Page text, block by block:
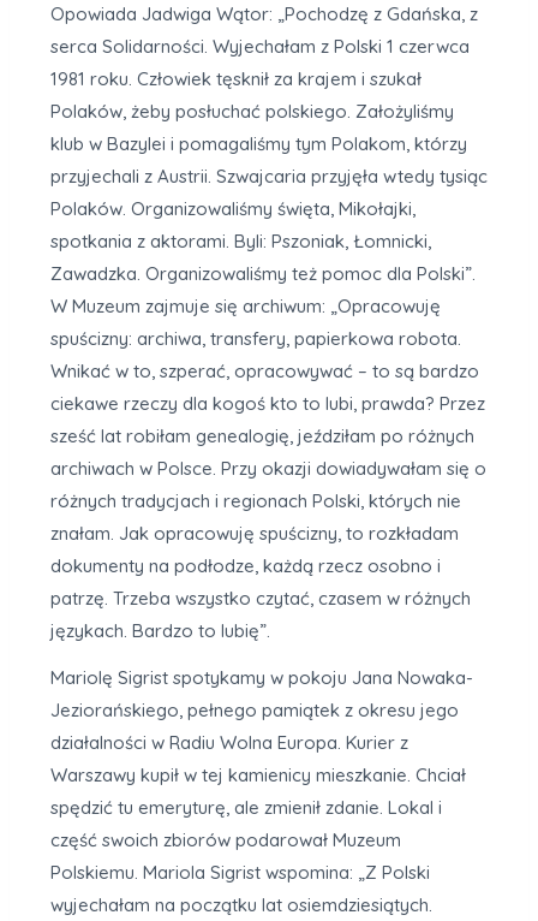
Opowiada Jadwiga Wątor: „Pochodzę z Gdańska, z
serca Solidarności. Wyjechałam z Polski 1 czerwca
1981 roku. Człowiek tęsknił za krajem i szukał
Polaków, żeby posłuchać polskiego. Założyliśmy
klub w Bazylei i pomagaliśmy tym Polakom, którzy
przyjechali z Austrii. Szwajcaria przyjęła wtedy tysiąc
Polaków. Organizowaliśmy święta, Mikołajki,
spotkania z aktorami. Byli: Pszoniak, Łomnicki,
Zawadzka. Organizowaliśmy też pomoc dla Polski”.
W Muzeum zajmuje się archiwum: „Opracowuję
spuścizny: archiwa, transfery, papierkowa robota.
Wnikać w to, szperać, opracowywać – to są bardzo
ciekawe rzeczy dla kogoś kto to lubi, prawda? Przez
sześć lat robiłam genealogię, jeździłam po różnych
archiwach w Polsce. Przy okazji dowiadywałam się o
różnych tradycjach i regionach Polski, których nie
znałam. Jak opracowuję spuścizny, to rozkładam
dokumenty na podłodze, każdą rzecz osobno i
patrzę. Trzeba wszystko czytać, czasem w różnych
językach. Bardzo to lubię”.
Mariolę Sigrist spotykamy w pokoju Jana Nowaka-
Jeziorańskiego, pełnego pamiątek z okresu jego
działalności w Radiu Wolna Europa. Kurier z
Warszawy kupił w tej kamienicy mieszkanie. Chciał
spędzić tu emeryturę, ale zmienił zdanie. Lokal i
część swoich zbiorów podarował Muzeum
Polskiemu. Mariola Sigrist wspomina: „Z Polski
wyjechałam na początku lat osiemdziesiątych.